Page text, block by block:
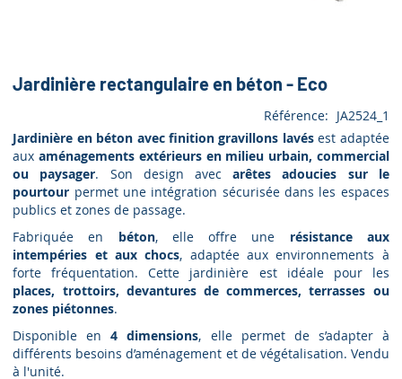
Jardinière rectangulaire en béton - Eco
Référence
JA2524_1
Jardinière en béton avec finition gravillons lavésest adaptée
auxaménagements extérieurs en milieu urbain, commercial
ou paysager. Son design avecarêtes adoucies sur le
pourtour permet une intégration sécurisée dans les espaces
publics et zones de passage.
Fabriquée en béton, elle offre une résistance aux
intempéries et aux chocs, adaptée aux environnements à
forte fréquentation. Cette jardinière est idéale pour les
places, trottoirs, devantures de commerces, terrasses ou
zones piétonnes.
Disponible en4 dimensions, elle permet de s’adapter à
différents besoins d’aménagement et de végétalisation. Vendu
à l'unité.